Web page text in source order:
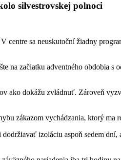
silvestrovskej polnoci
centre sa neuskutoční žiadny
na začiatku adventného obdobia s
ako dokážu zvládnuť. Zároveň
zákazom vychádzania, ktorý
izoláciu aspoň sedem dní,